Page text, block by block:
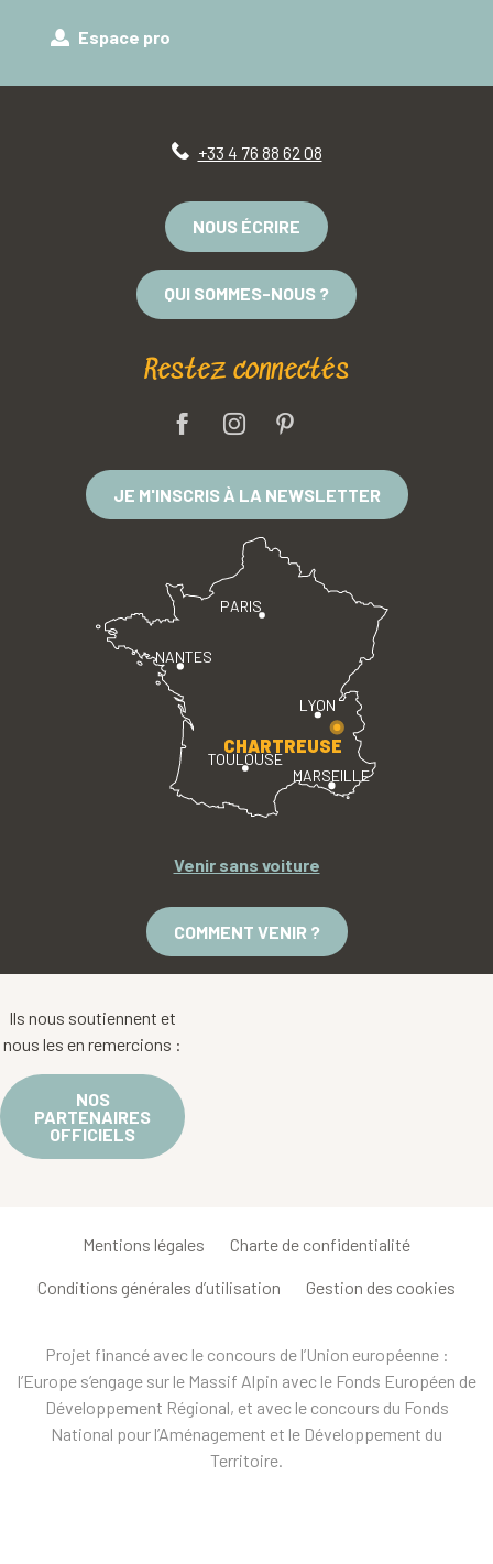
Espace pro
+33 4 76 88 62 08
NOUS ÉCRIRE
QUI SOMMES-NOUS ?
Restez connectés
JE M'INSCRIS À LA NEWSLETTER
PARIS
LYON
TOULOUSE
MARSEILLE
NANTES
CHARTREUSE
Venir sans voiture
COMMENT VENIR ?
Ils nous soutiennent et
nous les en remercions :
NOS
PARTENAIRES
OFFICIELS
Mentions légales Charte de confidentialité
Conditions générales d’utilisation Gestion des cookies
Projet financé avec le concours de l’Union européenne :
l’Europe s’engage sur le Massif Alpin avec le Fonds Européen de
Développement Régional, et avec le concours du Fonds
National pour l’Aménagement et le Développement du
Territoire.